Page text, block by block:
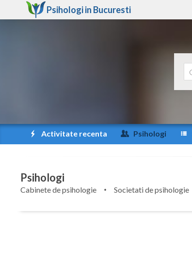
Psihologi in Bucuresti
Activitate recenta Psihologi
Psihologi
Cabinete de psihologie Societati de psihologie